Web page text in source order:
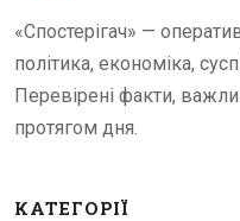
«Спостерігач» —
політика, економіка,
Перевірені факти,
протягом дня.
КАТЕГОРІЇ